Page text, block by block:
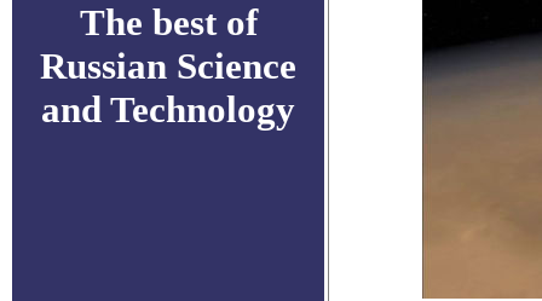
The best of
Russian Science
and Technology